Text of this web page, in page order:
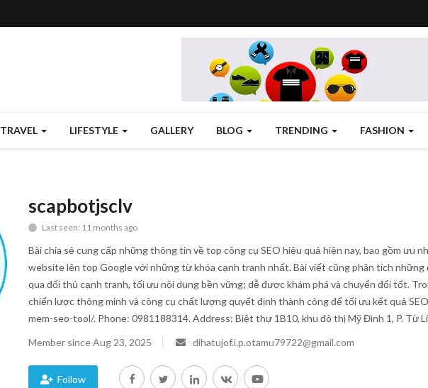
TRAVEL LIFESTYLE GALLERY BLOG TRENDING FASHION
scapbotjsclv
Last seen: 11 months ago
Bài chia sẻ cung cấp những thông tin về top công cụ SEO hiệu quả hiện nay, bao gồm ưu
website lên top Google với những từ khóa cạnh tranh nhất. Bài viết cũng phân tích
qua đối thủ cạnh tranh, tối ưu nội dung bền vững; dễ được khám phá và chuyển đổi tốt.
chiến lược thông minh và công cụ chất lượng quyết định thành công để tối ưu kết quả
mem-seo-tool/. Phone: 0981188314. Address: Biệt thự 1B10, khu đô thị Mỹ Đình 1, P. Từ
Member since Aug 23, 2025
dihatujof.i.p.otamu79722@gmail.com
Follow